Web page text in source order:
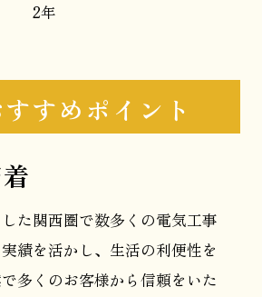
2年
すめポイント
た関西圏で数多くの電気工事
績を活かし、生活の利便性を
多くのお客様から信頼をいた